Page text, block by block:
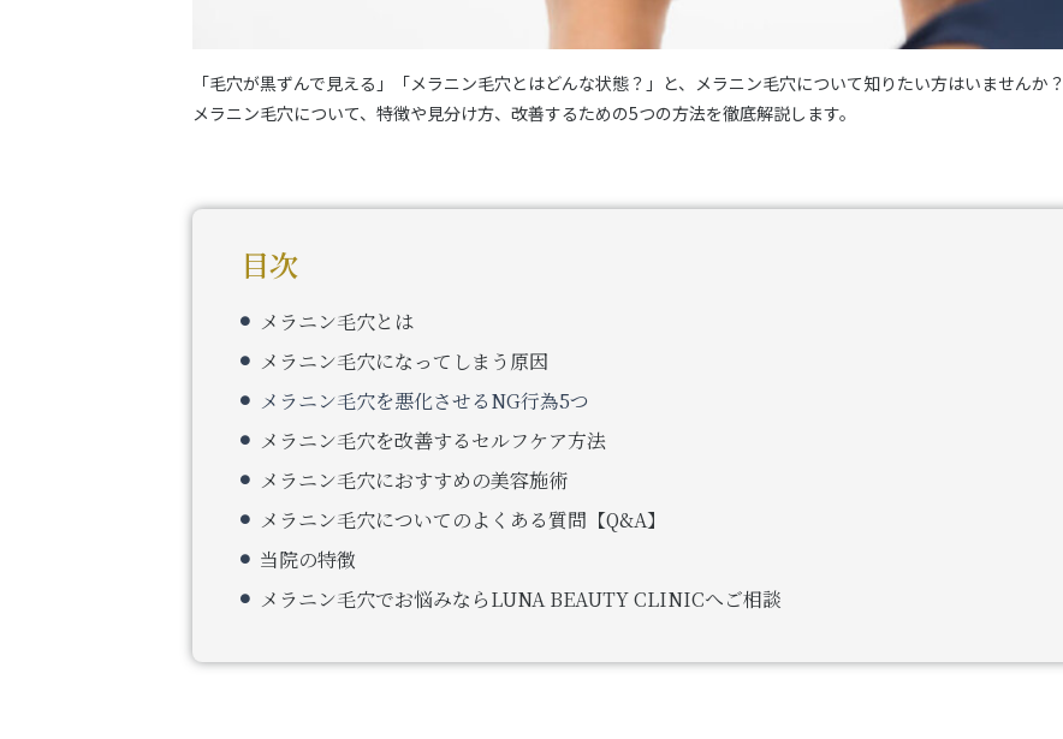
「毛穴が黒ずんで見える」「メラニン毛穴とはどんな状態？」と、メラニン毛穴について知りたい方はいませんか
メラニン毛穴について、特徴や見分け方、改善するための5つの方法を徹底解説します。
目次
メラニン毛穴とは
メラニン毛穴になってしまう原因
メラニン毛穴を悪化させるNG行為5つ
メラニン毛穴を改善するセルフケア方法
メラニン毛穴におすすめの美容施術
メラニン毛穴についてのよくある質問【Q&A】
当院の特徴
メラニン毛穴でお悩みならLUNA BEAUTY CLINICへご相談